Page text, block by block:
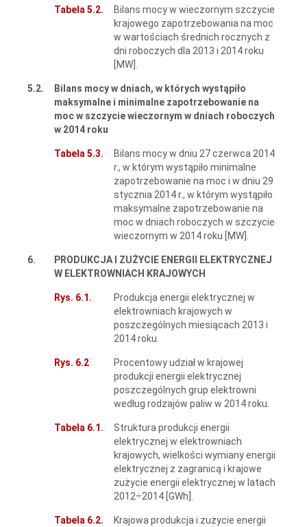
Tabela 5.2.
Bilans mocy w wieczornym szczycie
krajowego zapotrzebowania na moc
w wartościach średnich rocznych z
dni roboczych dla 2013 i 2014 roku
[MW].
5.2.
Bilans mocy w dniach, w których wystąpiło
maksymalne i minimalne zapotrzebowanie na
moc w szczycie wieczornym w dniach roboczych
w 2014 roku
Tabela 5.3.
Bilans mocy w dniu 27 czerwca 2014
r., w którym wystąpiło minimalne
zapotrzebowanie na moc i w dniu 29
stycznia 2014 r., w którym wystąpiło
maksymalne zapotrzebowanie na
moc w dniach roboczych w szczycie
wieczornym w 2014 roku [MW].
6.
PRODUKCJA I ZUŻYCIE ENERGII ELEKTRYCZNEJ
W ELEKTROWNIACH KRAJOWYCH
Rys. 6.1.
Produkcja energii elektrycznej w
elektrowniach krajowych w
poszczególnych miesiącach 2013 i
2014 roku.
Rys. 6.2
Procentowy udział w krajowej
produkcji energii elektrycznej
poszczególnych grup elektrowni
według rodzajów paliw w 2014 roku.
Tabela 6.1.
Struktura produkcji energii
elektrycznej w elektrowniach
krajowych, wielkości wymiany energii
elektrycznej z zagranicą i krajowe
zużycie energii elektrycznej w latach
2012÷2014 [GWh].
Tabela 6.2.
Krajowa produkcja i zużycie energii